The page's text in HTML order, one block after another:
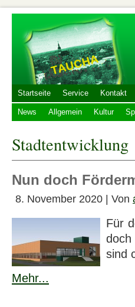
Startseite Service Kontakt
News Allgemein Kultur
Stadtentwicklung
Nun doch
8. November 2020 | Von
Für
sind
Mehr...